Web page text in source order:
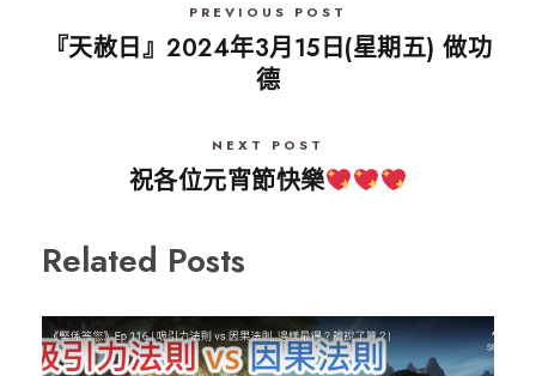
PREVIOUS POST
『天赦日』2024年3月15日(星期五) 做功
德
NEXT POST
祝各位元宵節快樂
Related Posts